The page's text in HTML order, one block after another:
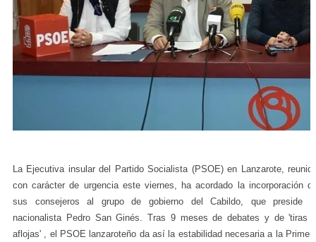
La Ejecutiva insular del Partido Socialista (PSOE) en Lanzarote,
con carácter de urgencia este viernes, ha acordado la incorporación
sus consejeros al grupo de gobierno del Cabildo, que preside
nacionalista Pedro San Ginés. Tras 9 meses de debates y de 'tiras
aflojas' , el PSOE lanzaroteño da así la estabilidad necesaria a la